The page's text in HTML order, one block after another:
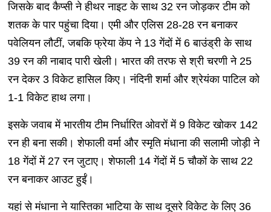
जिसके बाद कैप्सी ने हीथर नाइट के साथ 32 रन जोड़कर टीम को
शतक के पार पहुंचा दिया। एमी और एलिस 28-28 रन बनाकर
पवेलियन लौटीं, जबकि फ्रेया केंप ने 13 गेंदों में 6 बाउंड्री के साथ
39 रन की नाबाद पारी खेली। भारत की तरफ से श्री चरणी ने 25
रन देकर 3 विकेट हासिल किए। नंदिनी शर्मा और श्रेयंका पाटिल को
1-1 विकेट हाथ लगा।
इसके जवाब में भारतीय टीम निर्धारित ओवरों में 9 विकेट खोकर 142
रन ही बना सकी। शेफाली वर्मा और स्मृति मंधाना की सलामी जोड़ी ने
18 गेंदों में 27 रन जुटाए। शेफाली 14 गेंदों में 5 चौकों के साथ 22
रन बनाकर आउट हुईं।
यहां से मंधाना ने यास्तिका भाटिया के साथ दूसरे विकेट के लिए 36